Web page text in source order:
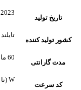
تاریخ تولید
2023
کشور تولید کننده
تایلند
مدت گارانتی
60 ماه گارانتی
کد سرعت
W (تا 270 کلیومتر بر ساعت)